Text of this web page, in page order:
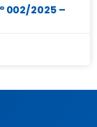
002/2025 –